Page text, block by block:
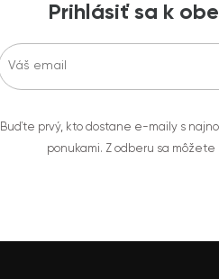
Prihlásiť sa k
Buďte prvý, kto dostane e-maily s
ponukami. Z odberu sa